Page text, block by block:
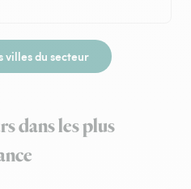
villes du secteur
dans les plus